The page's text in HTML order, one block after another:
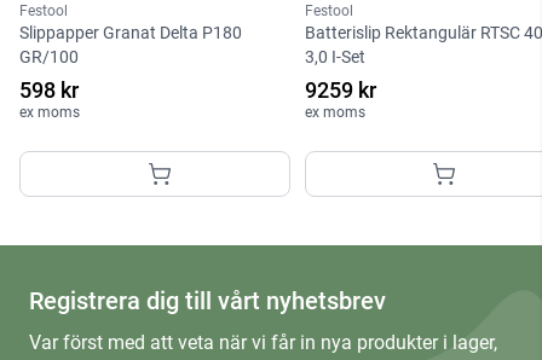
Festool
Slippapper Granat Delta P180
GR/100
598 kr
ex moms
Festool
Batterislip Rektangulär RTSC
3,0 I-Set
9259 kr
ex moms
Registrera dig till vårt nyhetsbrev
Var först med att veta när vi får in nya produkter i lager,